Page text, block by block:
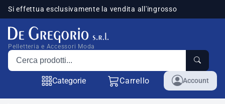
Si effettua esclusivamente la vendita all'ingrosso
Pelletteria e Accessori Moda
Cerca prodotti
Categorie Carrello Account